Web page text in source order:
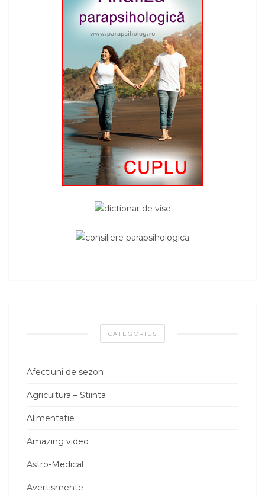
CATEGORIES
Afectiuni de sezon
Agricultura – Stiinta
Alimentatie
Amazing video
Astro-Medical
Avertismente